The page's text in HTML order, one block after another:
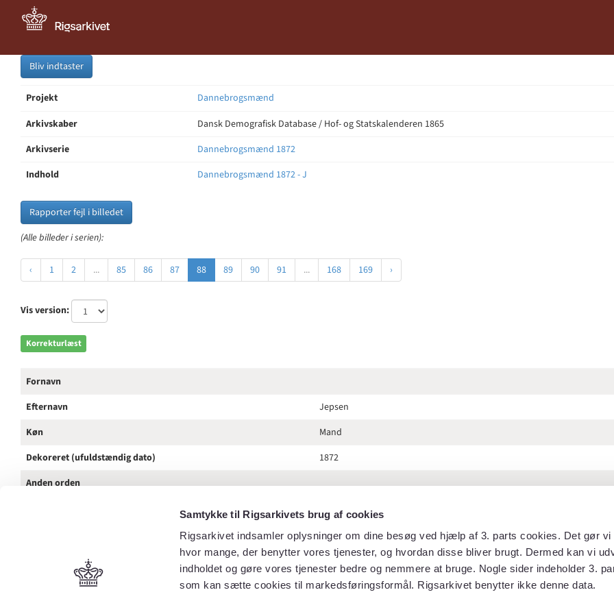
Samtykke til Rigsarkivets brug af cookies
Rigsarkivet indsamler oplysninger om dine besøg ved hjælp af 3. parts cookies. Det gør vi
hvor mange, der benytter vores tjenester, og hvordan disse bliver brugt. Dermed kan vi
indholdet og gøre vores tjenester bedre og nemmere at bruge. Nogle sider indeholder 3.
som kan sætte cookies til markedsføringsformål. Rigsarkivet benytter ikke denne data.
Bliv indtaster
Projekt
Dannebrogsmænd
Arkivskaber
Dansk Demografisk Database / Hof- og Statskalenderen 1865
Arkivserie
Dannebrogsmænd 1872
Indhold
Dannebrogsmænd 1872 - J
Rapporter fejl i billedet
(Alle billeder i serien):
‹ 1 2 ... 85 86 87 88 89 90 91 ... 168 169 ›
Vis version:
Korrekturlæst
Fornavn
Efternavn
Jepsen
Køn
Mand
Dekoreret (ufuldstændig dato)
1872
Anden orden
Hof- og statskalenderen 1872
123